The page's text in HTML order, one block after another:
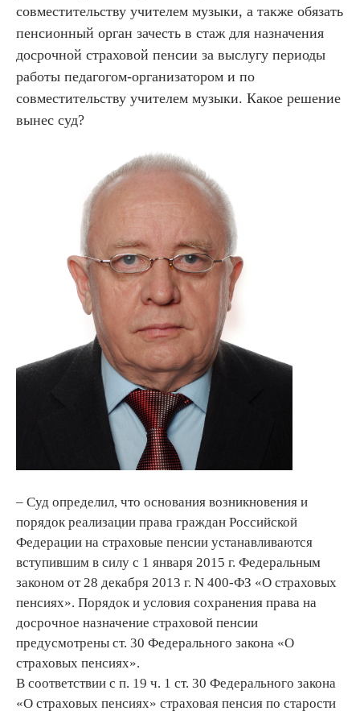
совместительству учителем музыки, а также обязать
пенсионный орган зачесть в стаж для назначения
досрочной страховой пенсии за выслугу периоды
работы педагогом-организатором и по
совместительству учителем музыки. Какое решение
вынес суд?
– Суд определил, что основания возникновения и
порядок реализации права граждан Российской
Федерации на страховые пенсии устанавливаются
вступившим в силу с 1 января 2015 г. Федеральным
законом от 28 декабря 2013 г. N 400-ФЗ «О страховых
пенсиях». Порядок и условия сохранения права на
досрочное назначение страховой пенсии
предусмотрены ст. 30 Федерального закона «О
страховых пенсиях».
В соответствии с п. 19 ч. 1 ст. 30 Федерального закона
«О страховых пенсиях» страховая пенсия по старости